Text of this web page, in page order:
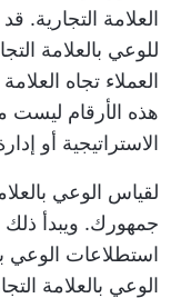
العلامة التجارية.
للوعي بالعلامة
العملاء تجاه
هذه الأرقام ليست
الاستراتيجية أو
لقياس الوعي
جمهورك. ويبدأ ذلك
استطلاعات الوعي
الوعي بالعلامة